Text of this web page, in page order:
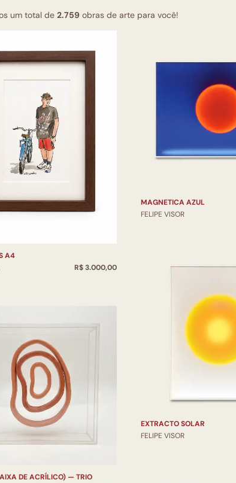
um total de 2.759 obras de arte para você!
A4
R$ 3.000,00
DE ACRÍLICO) — TRIO
MAGNETICA AZUL
FELIPE VISOR
EXTRACTO SOLAR
FELIPE VISOR